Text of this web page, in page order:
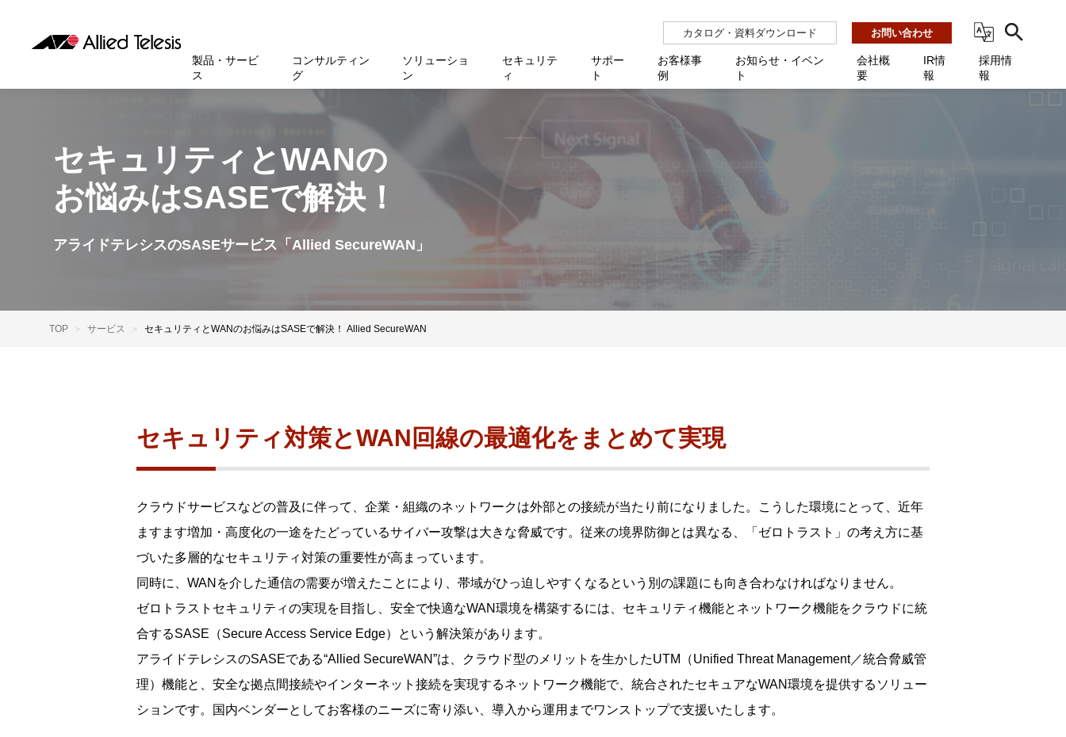
カタログ・資料ダウンロード お問い合わせ
製品・サービ
ス
スイッチ
UTM／ルーター ネットワーク管理
メディアコンバーター
パートナー製品
製品を探す
製品関連資料・証明書など
他社製品・サービス連携 企業一覧
販売終了予定製品／販売終了製品
サービス
導入支援 Net.Pro
運用支援 Net.Monitor
業務代行 Net.Assist
製品保守 Net.Cover
SASEソリューション Allied SecureWAN
光回線 アライド光
コンサルティン
グ
ソリューショ
ン
トップページへ
無線LAN
帯域強化
運用管理
BCP対策
医療機関向け
自治体向け
小中高・教育委員会向け
大学向け
製造業向け
セキュリテ
ィ
トップページへ
SASEソリューション Allied SecureWAN
セキュリティ対策・支援 Net.CyberSecurity
運用支援 Net.Monitor
アプリケーション連携 AMF-SEC
オフラインバックアップ
クラウド型インシデントレスポンス訓練基盤 NetQuest
Platform
サポー
ト
トップページへ
お知らせ
規約一覧
マニュアル・ファームウェア
サポート対象バージョン一覧
よくあるご質問 / お困りのときに
障害発生時に必要な情報
オンサイトサービス契約中のお客様へ
お客様事
例
トップページへ
医療・福祉
官公庁・自治体
小中高等学校
製造業
企業
お知らせ・イベン
ト
お知らせ
重要なお知らせ
イベント
セミナー
会社概
要
トップページへ
基本情報
沿革
受賞・認定
国内事業所一覧
グループ会社一覧
ダイバーシティ推進
マルチステークホルダー方針
IR情
報
採用情
報
トップページへ
新卒採用 中途採用
セキュリティとWANの
お悩みはSASEで解決！
アライドテレシスのSASEサービス「Allied SecureWAN」
TOP サービス セキュリティとWANのお悩みはSASEで解決！ Allied SecureWAN
セキュリティ対策とWAN回線の最適化をまとめて実現
クラウドサービスなどの普及に伴って、企業・組織のネットワークは外部との接続が当たり前になりました。こうした環境にとって、近年
ますます増加・高度化の一途をたどっているサイバー攻撃は大きな脅威です。従来の境界防御とは異なる、「ゼロトラスト」の考え方に基
づいた多層的なセキュリティ対策の重要性が高まっています。
同時に、WANを介した通信の需要が増えたことにより、帯域がひっ迫しやすくなるという別の課題にも向き合わなければなりません。
ゼロトラストセキュリティの実現を目指し、安全で快適なWAN環境を構築するには、セキュリティ機能とネットワーク機能をクラウドに統
合するSASE（Secure Access Service Edge）という解決策があります。
アライドテレシスのSASEである“Allied SecureWAN”は、クラウド型のメリットを生かしたUTM（Unified Threat Management／統合脅威管
理）機能と、安全な拠点間接続やインターネット接続を実現するネットワーク機能で、統合されたセキュアなWAN環境を提供するソリュー
ションです。国内ベンダーとしてお客様のニーズに寄り添い、導入から運用までワンストップで支援いたします。